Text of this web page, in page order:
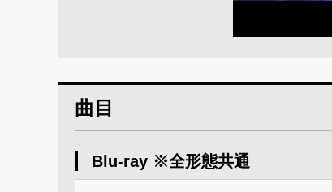
曲目
Blu-ray ※全形態共通